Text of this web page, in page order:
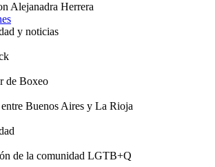
Alejanadra Herrera
y noticias
de Boxeo
Buenos Aires y La Rioja
de la comunidad LGTB+Q